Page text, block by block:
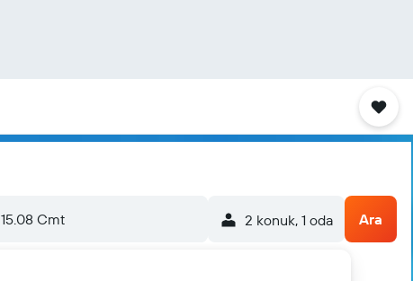
15.08 Cmt 2 konuk, 1 oda Ara